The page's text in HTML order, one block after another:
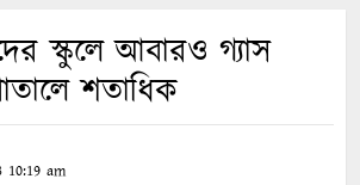
স্কুলে আবারও গ্যাস
শতাধিক
10:19 am